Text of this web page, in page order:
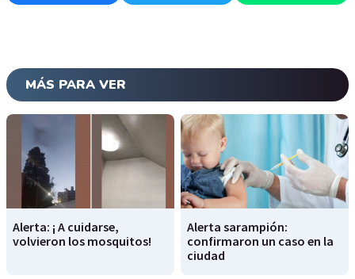
MÁS PARA VER
Alerta: ¡ A cuidarse,
volvieron los mosquitos!
Alerta sarampión:
confirmaron un caso en la
ciudad